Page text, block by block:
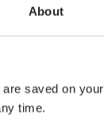
About
saved on your
time.